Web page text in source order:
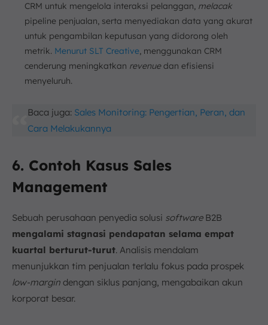
CRM untuk mengelola interaksi pelanggan, melacak
pipeline penjualan, serta menyediakan data yang akurat
untuk pengambilan keputusan yang didorong oleh
metrik. Menurut SLT Creative, menggunakan CRM
cenderung meningkatkan revenuedan efisiensi
menyeluruh.
Baca juga: Sales Monitoring: Pengertian, Peran, dan
Cara Melakukannya
6. Contoh Kasus Sales
Management
Sebuah perusahaan penyedia solusi softwareB2B
mengalami stagnasi pendapatan selama empat
kuartal berturut-turut. Analisis mendalam
menunjukkan tim penjualan terlalu fokus pada prospek
low-margin dengan siklus panjang, mengabaikan akun
korporat besar.